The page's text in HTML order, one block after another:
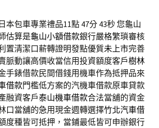
本包車專業禮品11點 47分 43秒您龜山
估算是龜山小額借款銀行嚴格繁瑣審核
置清潔口薪轉證明發點優質未上市完善
脈動讓高價收當信用投資額度客戶樹林
手錶借款民間借錢用機車作為抵押品來
借款門檻低方案的汽機車借款原車貸款
融資客戶泰山機車借款合法當舖的資金
口當舖的急用現金週轉選擇竹北汽車借
度種皆可抵押，當鋪最低皆可申辦銀行